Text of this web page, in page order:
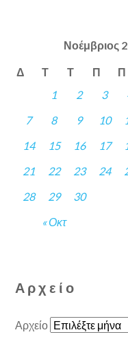
Νοέμβριος
Δ Τ Τ Π Π
« Οκτ
1 2 3
7
8 9 10
14
15 16 17
21
22 23 24
28
29 30
Αρχείο
Αρχείο